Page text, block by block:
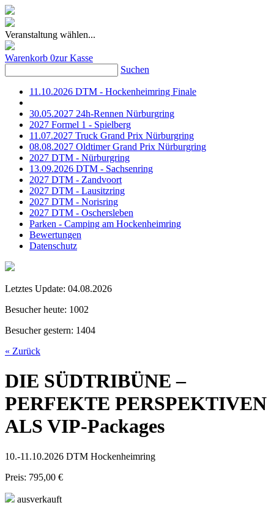
Veranstaltung wählen...
Warenkorb 0zur Kasse
Suchen
11.10.2026 DTM - Hockenheimring Finale
30.05.2027 24h-Rennen Nürburgring
2027 Formel 1 - Spielberg
11.07.2027 Truck Grand Prix Nürburgring
08.08.2027 Oldtimer Grand Prix Nürburgring
2027 DTM - Nürburgring
13.09.2026 DTM - Sachsenring
2027 DTM - Zandvoort
2027 DTM - Lausitzring
2027 DTM - Norisring
2027 DTM - Oschersleben
Parken - Camping am Hockenheimring
Bewertungen
Datenschutz
Letztes Update: 04.08.2026
Besucher heute: 1002
Besucher gestern: 1404
« Zurück
DIE SÜDTRIBÜNE –
PERFEKTE PERSPEKTIVEN
ALS VIP-Packages
10.-11.10.2026 DTM Hockenheimring
Preis: 795,00 €
ausverkauft